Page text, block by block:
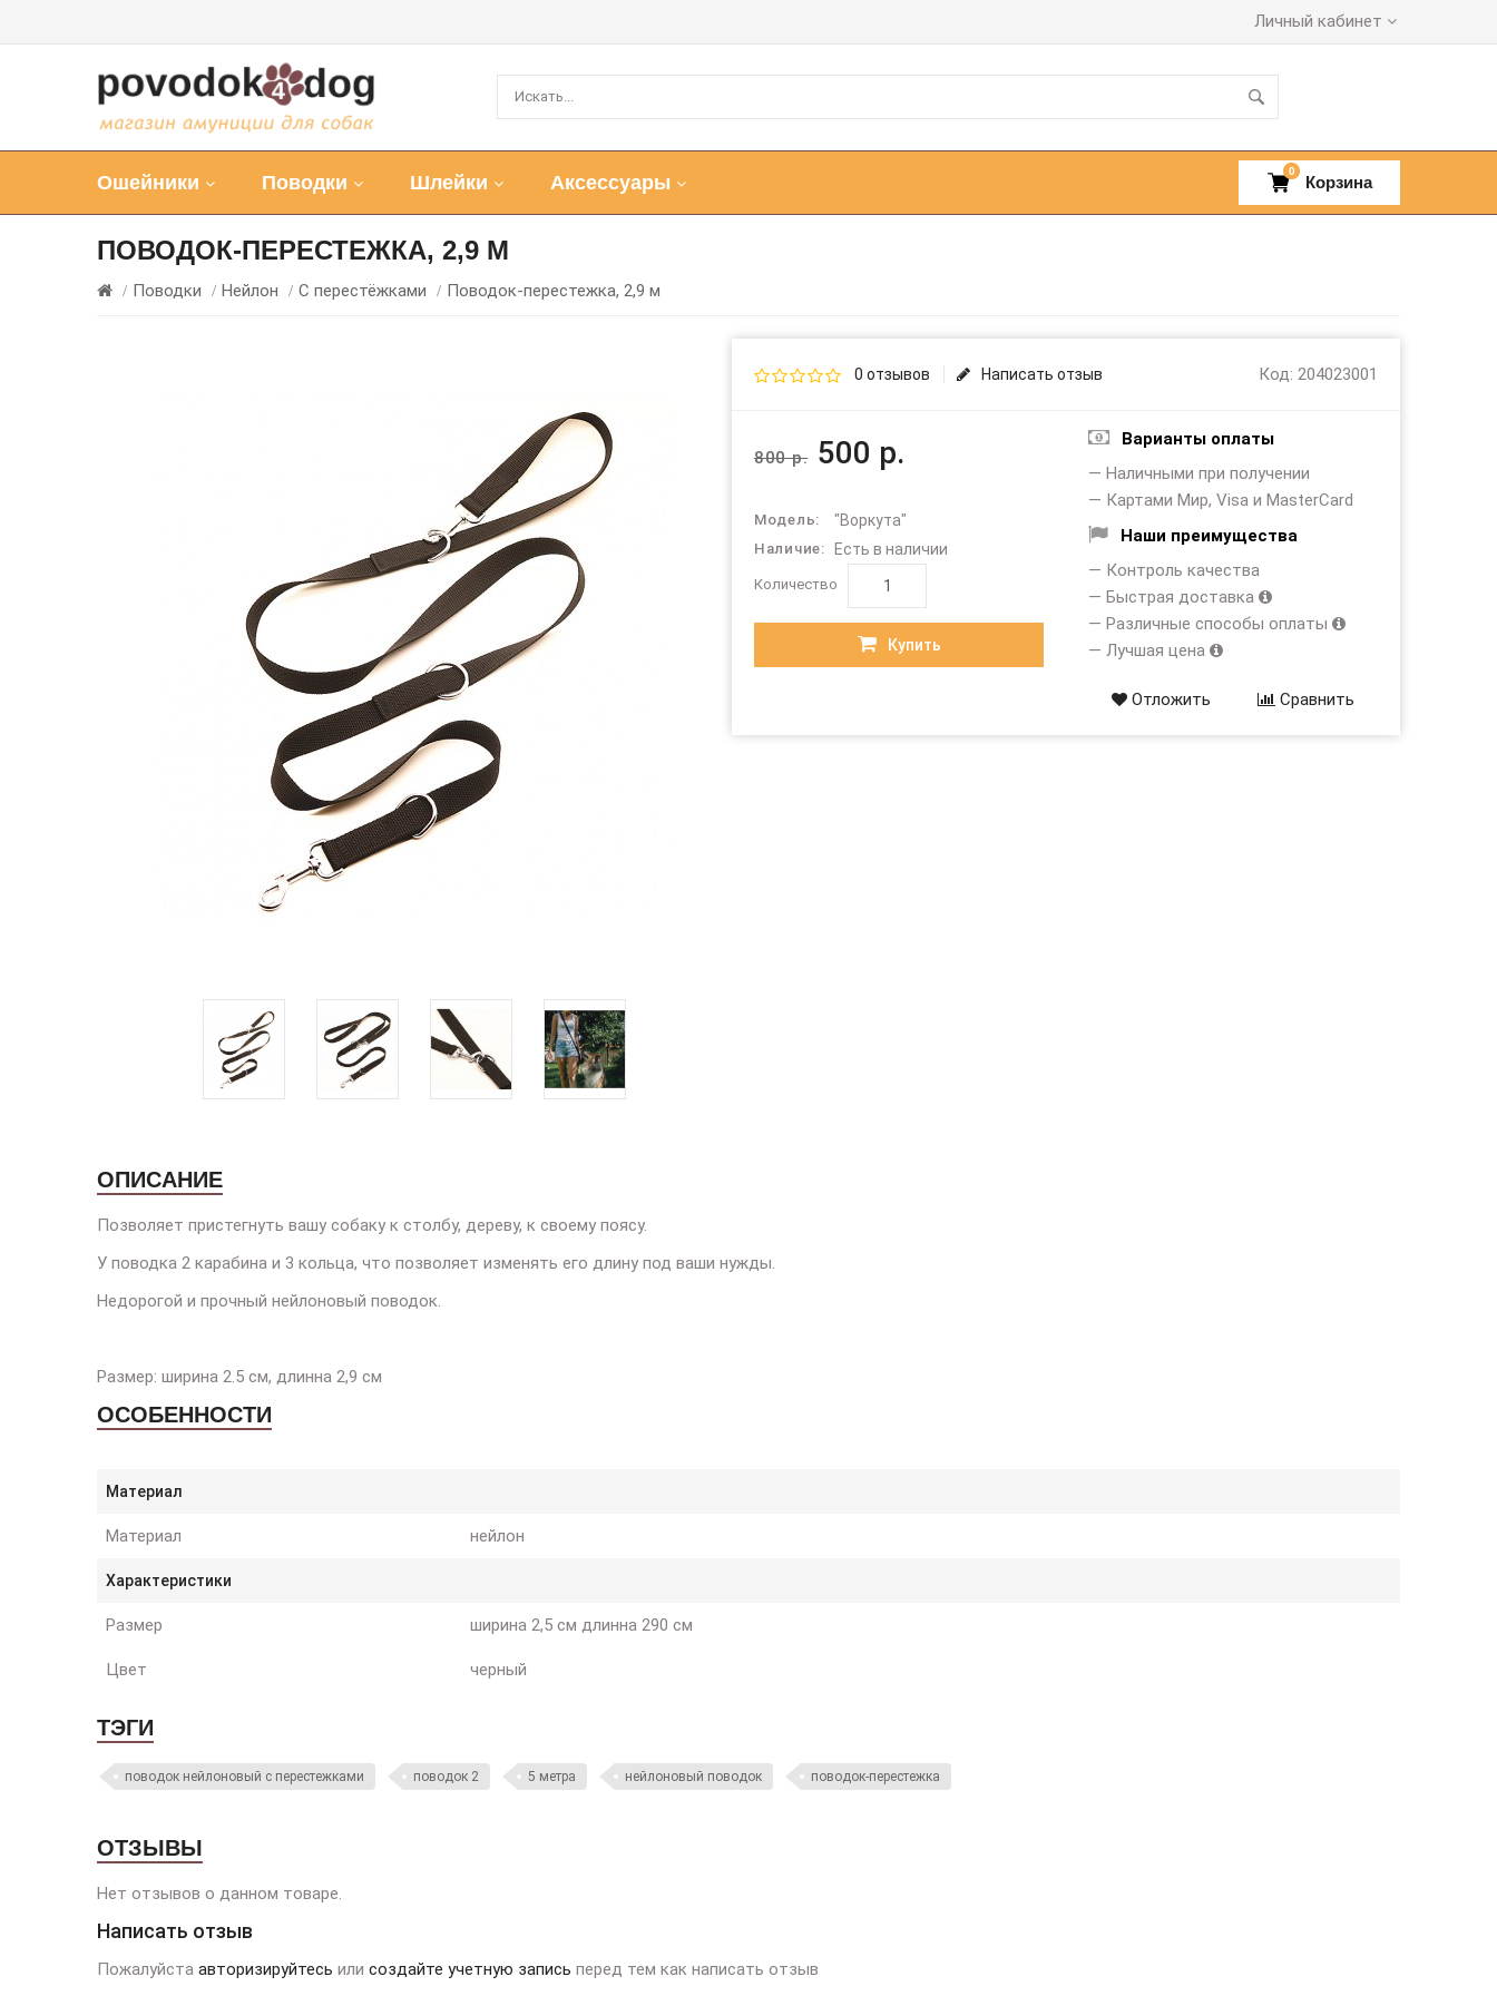
Личный кабинет
Ошейники Поводки Шлейки Аксессуары Корзина
0
ПОВОДОК-ПЕРЕСТЕЖКА, 2,9 М
Поводки Нейлон С перестёжками Поводок-перестежка, 2,9 м
0 отзывов Написать отзыв Код: 204023001
800 р. 500 р.
Модель: "Воркута"
Наличие: Есть в наличии
Количество
Купить
Варианты оплаты
— Наличными при получении
— Картами Мир, Visa и MasterCard
Наши преимущества
— Контроль качества
— Быстрая доставка
— Различные способы оплаты
— Лучшая цена
Отложить Сравнить
ОПИСАНИЕ
Позволяет пристегнуть вашу собаку к столбу, дереву, к своему поясу.
У поводка 2 карабина и 3 кольца, что позволяет изменять его длину под ваши нужды.
Недорогой и прочный нейлоновый поводок.
Размер: ширина 2.5 см, длинна 2,9 см
ОСОБЕННОСТИ
Материал
Материал нейлон
Характеристики
Размер ширина 2,5 см длинна 290 см
Цвет черный
ТЭГИ
поводок нейлоновый с перестежками поводок 2 5 метра нейлоновый поводок поводок-перестежка
ОТЗЫВЫ
Нет отзывов о данном товаре.
Написать отзыв
Пожалуйста авторизируйтесь или создайте учетную запись перед тем как написать отзыв